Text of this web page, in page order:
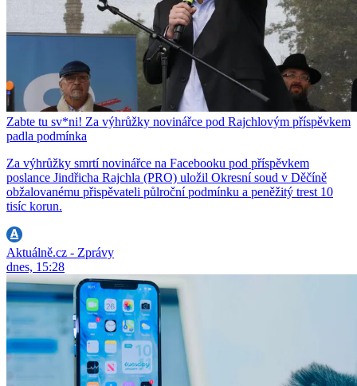
Zabte tu sv*ni! Za výhrůžky novinářce pod Rajchlovým příspěvkem
padla podmínka
Za výhrůžky smrtí novinářce na Facebooku pod příspěvkem
poslance Jindřicha Rajchla (PRO) uložil Okresní soud v Děčíně
obžalovanému přispěvateli půlroční podmínku a peněžitý trest 10
tisíc korun.
Aktuálně.cz - Zprávy
dnes, 15:28